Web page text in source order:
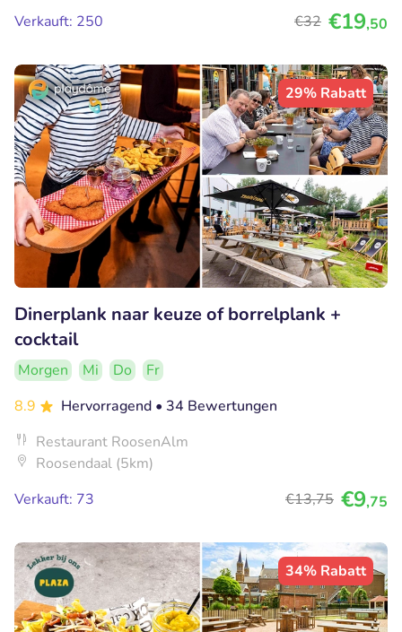
Verkauft: 250 €32 €19,50
29% Rabatt
Dinerplank naar keuze of borrelplank +
cocktail
Morgen Mi Do
Fr
8.9
Hervorragend • 34 Bewertungen
Restaurant RoosenAlm
Roosendaal (5km)
Verkauft: 73
€13,75 €9,75
34% Rabatt